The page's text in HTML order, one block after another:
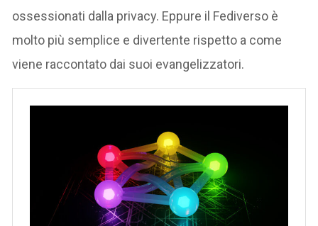
ossessionati dalla privacy. Eppure il Fediverso è
molto più semplice e divertente rispetto a come
viene raccontato dai suoi evangelizzatori.